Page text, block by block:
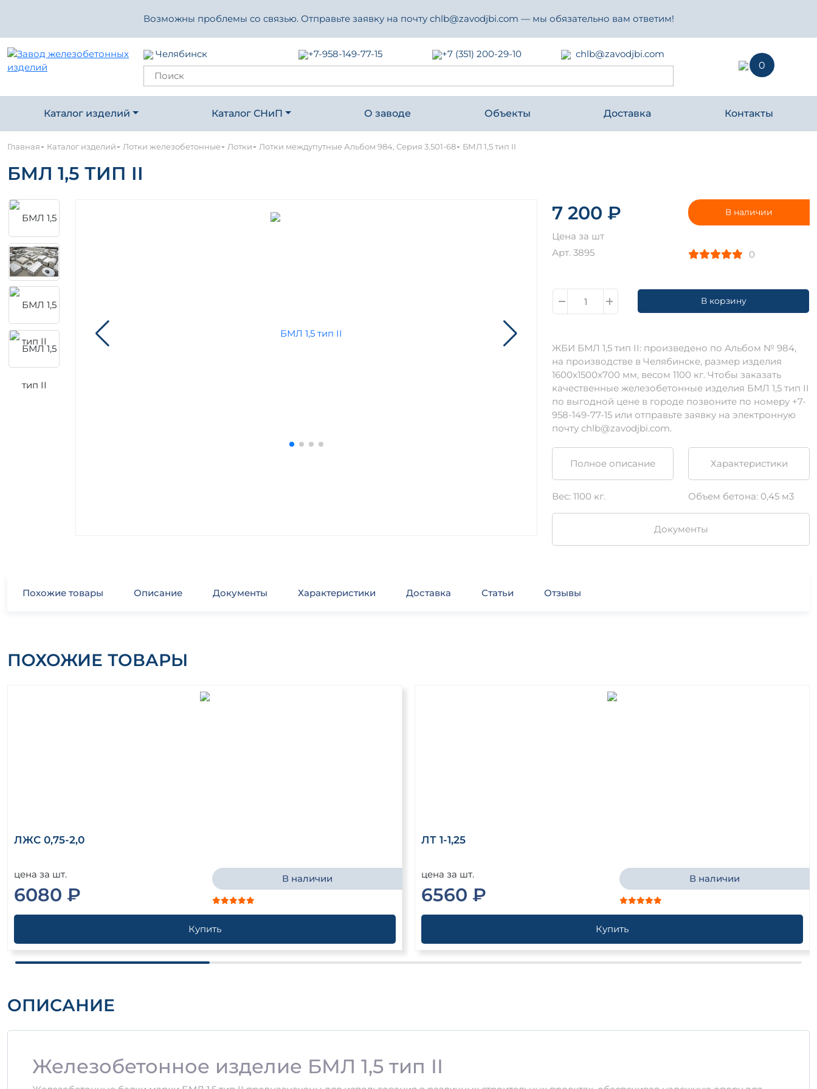
Возможны проблемы со связью. Отправьте заявку на почту chlb@zavodjbi.com — мы обязательно вам ответим!
Челябинск +7-958-149-77-15 +7 (351) 200-29-10
chlb@zavodjbi.com
0
Каталог изделий Каталог СНиП О заводе Объекты Доставка Контакты
Главная- Каталог изделий- Лотки железобетонные- Лотки- Лотки междупутные Альбом 984, Серия 3.501-68- БМЛ 1,5 тип II
БМЛ 1,5 ТИП II
7 200 ₽
Цена за шт
Арт. 3895
В наличии
0
В корзину
ЖБИ БМЛ 1,5 тип II: произведено по Альбом № 984,
на производстве в Челябинске, размер изделия
1600х1500х700 мм, весом 1100 кг. Чтобы заказать
качественные железобетонные изделия БМЛ 1,5 тип II
по выгодной цене в городе позвоните по номеру +7-
958-149-77-15 или отправьте заявку на электронную
почту chlb@zavodjbi.com.
Полное описание Характеристики
Вес: 1100 кг. Объем бетона: 0,45 м3
Документы
Похожие товары Описание Документы Характеристики Доставка Статьи Отзывы
ПОХОЖИЕ ТОВАРЫ
ЛЖС 0,75-2,0
цена за шт.
6080 ₽
В наличии
Купить
ЛТ 1-1,25
цена за шт.
6560 ₽
В наличии
Купить
ОПИСАНИЕ
Железобетонное изделие БМЛ 1,5 тип II